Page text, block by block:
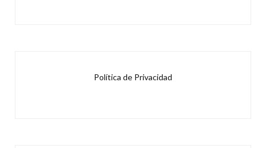
Política de Privacidad